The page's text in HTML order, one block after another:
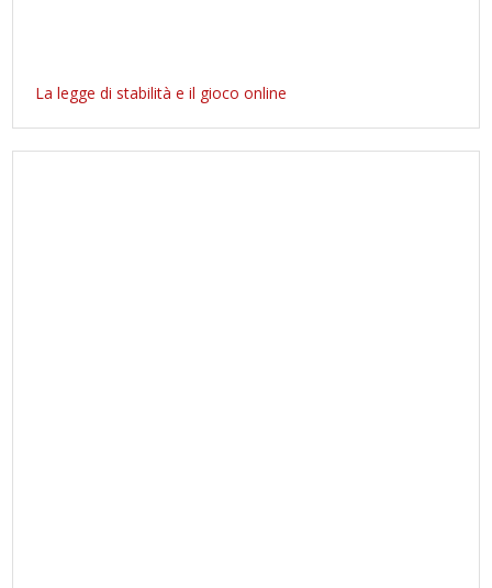
La legge di stabilità e il gioco online